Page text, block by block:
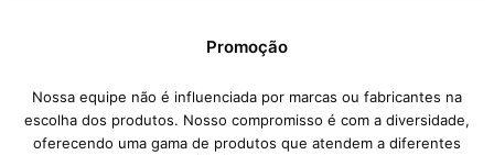
Promoção
Nossa equipe não é influenciada por marcas ou fabricantes na
escolha dos produtos. Nosso compromisso é com a diversidade,
oferecendo uma gama de produtos que atendem a diferentes